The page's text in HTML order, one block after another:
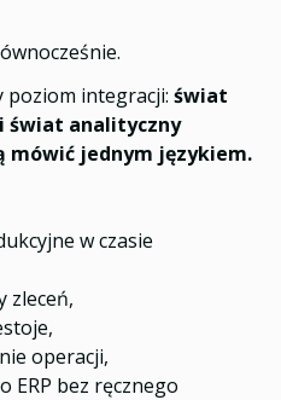
poziom integracji: świat
świat analityczny
mówić jednym językiem.
w czasie
zleceń,
operacji,
ERP bez ręcznego